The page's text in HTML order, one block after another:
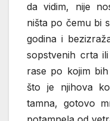
da vidim, nije
ništa po čemu bi
godina i
sopstvenih crta
rase po kojim
što je njihova
tamna, gotovo